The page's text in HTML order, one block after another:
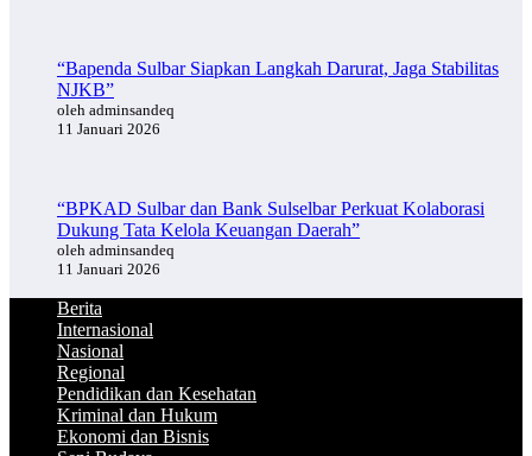
“Bapenda Sulbar Siapkan Langkah Darurat, Jaga Stabilitas
NJKB”
oleh adminsandeq
11 Januari 2026
“BPKAD Sulbar dan Bank Sulselbar Perkuat Kolaborasi
Dukung Tata Kelola Keuangan Daerah”
oleh adminsandeq
11 Januari 2026
Berita
Internasional
Nasional
Regional
Pendidikan dan Kesehatan
Kriminal dan Hukum
Ekonomi dan Bisnis